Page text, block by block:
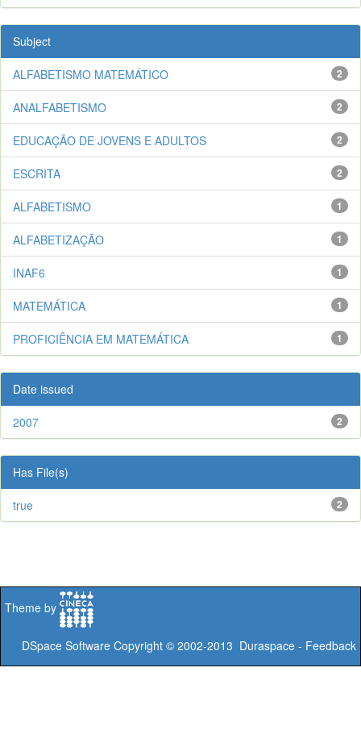
Subject
2
ALFABETISMO MATEMÁTICO
2
ANALFABETISMO
2
EDUCAÇÃO DE JOVENS E ADULTOS
2
ESCRITA
1
ALFABETISMO
1
ALFABETIZAÇÃO
1
INAF6
1
MATEMÁTICA
1
PROFICIÊNCIA EM MATEMÁTICA
Date issued
2
2007
Has File(s)
2
true
Theme by
DSpace Software Copyright © 2002-2013 Duraspace - Feedback